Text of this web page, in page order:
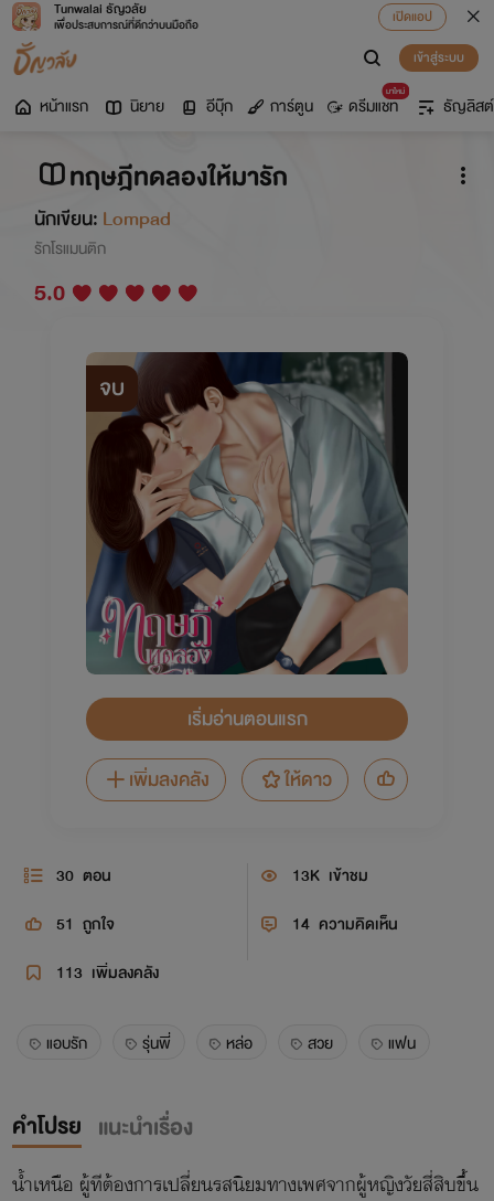
Tunwalai ธัญวลัย
เพื่อประสบการณ์ที่ดีกว่าบนมือถือ
เปิดแอป
เข้าสู่ระบบ
หน้าแรก นิยาย อีบุ๊ก การ์ตูน
มาใหม่
ดรีมแชท ธัญลิสต์
ทฤษฎีทดลองให้มารัก
นักเขียน: Lompad
รักโรแมนติก
5.0
จบ
เริ่มอ่านตอนแรก
เพิ่มลงคลัง
ให้ดาว
30 ตอน 13K เข้าชม
51 ถูกใจ 14 ความคิดเห็น
113 เพิ่มลงคลัง
แอบรัก รุ่นพี่ หล่อ สวย แฟน
คำโปรย แนะนำเรื่อง
น้ำเหนือ ผู้ทีต้องการเปลี่ยนรสนิยมทางเพศจากผู้หญิงวัยสี่สิบขึ้น